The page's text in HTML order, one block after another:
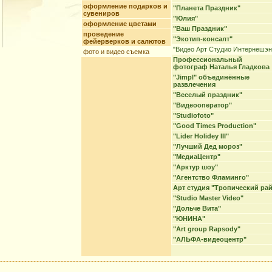
оформление подарков и
сувениров
оформление цветами
проведение
фейерверков и салютов
фото и видео съемка
"Планета Праздник"
"Юлия"
"Ваш Праздник"
"Экотип-консалт"
"Видео Арт Студио
Профессиональный
фотограф Наталья Гладкова
"Jimpl" объединённые
развлечения
"Веселый праздник"
"Видеооператор"
"Studiofoto"
"Good Times Production"
"Lider Holidey III"
"Лучший Дед мороз"
"МедиаЦентр"
"Арктур шоу"
"Агентство Фламинго"
Арт студия "Тропический
"Studio Master Video"
"Дольче Вита"
"ЮНИНА"
"Art group Rapsody"
"АЛЬФА-видеоцентр"